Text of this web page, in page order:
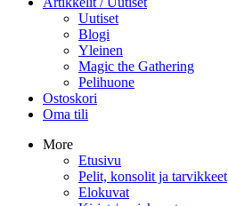
Uutiset
Blogi
Yleinen
Magic the Gathering
Pelihuone
Ostoskori
Oma tili
More
Etusivu
Pelit, konsolit ja tarvikkeet
Elokuvat